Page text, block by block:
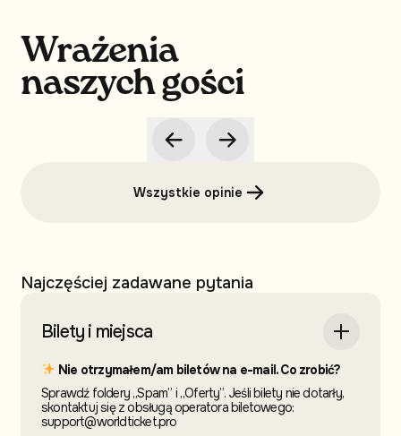
Wrażenia
naszych gości
Wszystkie opinie
Najczęściej zadawane pytania
Bilety i miejsca
Nie otrzymałem/am biletów na e-mail. Co zrobić?
Sprawdź foldery „Spam” i „Oferty”. Jeśli bilety nie dotarły,
skontaktuj się z obsługą operatora biletowego:
support@worldticket.pro